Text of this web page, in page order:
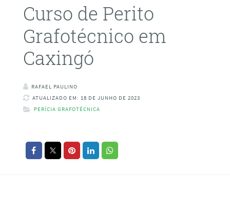
Curso de Perito
Grafotécnico em
Caxingó
RAFAEL PAULINO
ATUALIZADO EM: 18 DE JUNHO DE 2023
PERÍCIA GRAFOTÉCNICA